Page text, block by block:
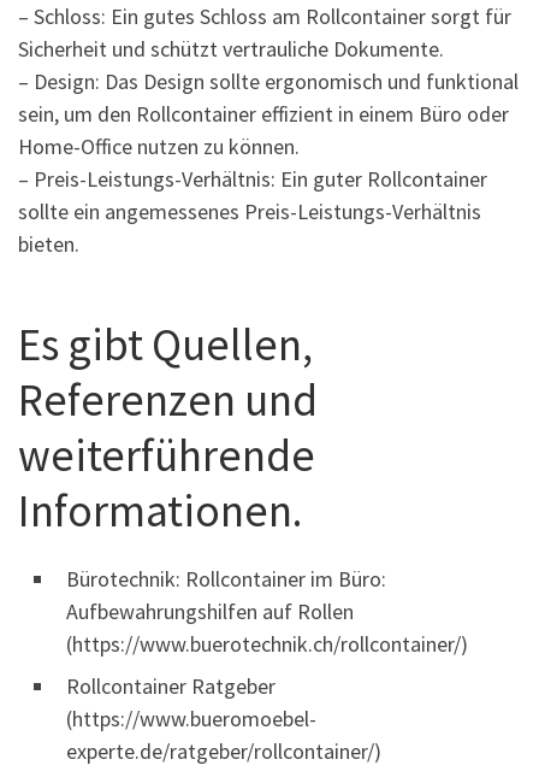
– Schloss: Ein gutes Schloss am Rollcontainer sorgt für
Sicherheit und schützt vertrauliche Dokumente.
– Design: Das Design sollte ergonomisch und funktional
sein, um den Rollcontainer effizient in einem Büro oder
Home-Office nutzen zu können.
– Preis-Leistungs-Verhältnis: Ein guter Rollcontainer
sollte ein angemessenes Preis-Leistungs-Verhältnis
bieten.
Es gibt Quellen,
Referenzen und
weiterführende
Informationen.
Bürotechnik: Rollcontainer im Büro:
Aufbewahrungshilfen auf Rollen
(https://www.buerotechnik.ch/rollcontainer/)
Rollcontainer Ratgeber
(https://www.bueromoebel-
experte.de/ratgeber/rollcontainer/)